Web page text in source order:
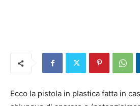
Ecco la pistola in plastica fatta in